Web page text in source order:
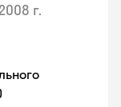
2008 г.